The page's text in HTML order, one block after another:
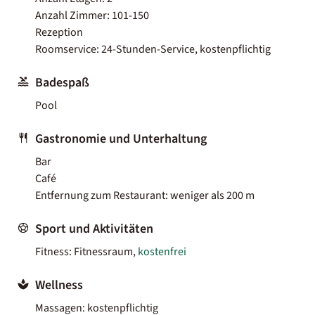
Anzahl Zimmer: 101-150
Rezeption
Roomservice: 24-Stunden-Service, kostenpflichtig
Badespaß
Pool
Gastronomie und Unterhaltung
Bar
Café
Entfernung zum Restaurant: weniger als 200 m
Sport und Aktivitäten
Fitness: Fitnessraum,kostenfrei
Wellness
Massagen: kostenpflichtig